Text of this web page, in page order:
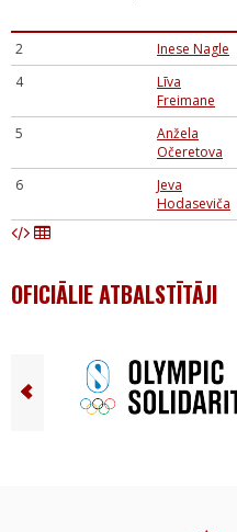
2 Inese Nagle
4
Līva
Freimane
5
Anžela
Očeretova
6
Jeva
Hodaseviča
OFICIĀLIE ATBALSTĪTĀJI